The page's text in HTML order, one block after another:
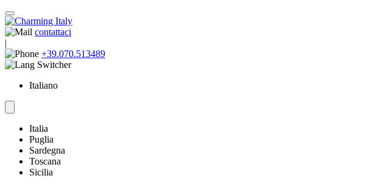
contattaci
|
+39.070.513489
Italiano
Italia
Puglia
Sardegna
Toscana
Sicilia